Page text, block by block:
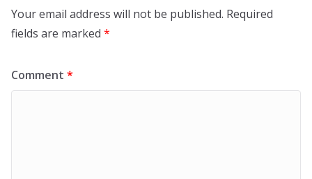
Your email address will not be published. Required
fields are marked *
Comment *